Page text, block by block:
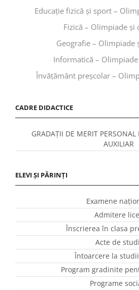
Educaţie fizică şi sport –
Fizică – Olimpiade și
Geografie – Olimpiade
Informatică –
Învăţământ preşcolar –
CADRE DIDACTICE
GRADAȚII DE MERIT
AUXILIAR
ELEVI ȘI PĂRINȚI
Examene
Admitere
Înscrierea în clasa
Acte de
Întoarcere la
Program gradinite
Programe